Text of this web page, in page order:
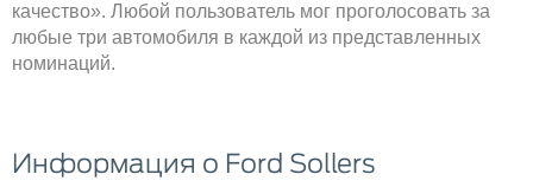
качество». Любой пользователь мог проголосовать за
любые три автомобиля в каждой из представленных
номинаций.
Информация о Ford Sollers